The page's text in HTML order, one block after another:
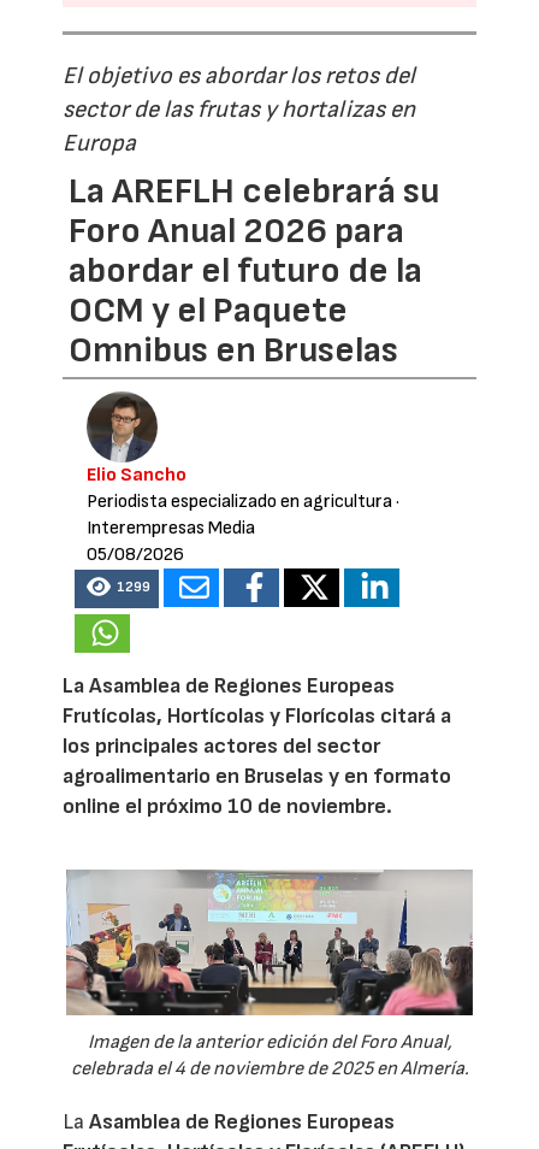
El objetivo es abordar los retos del
sector de las frutas y hortalizas en
Europa
La AREFLH celebrará su
Foro Anual 2026 para
abordar el futuro de la
OCM y el Paquete
Omnibus en Bruselas
Elio Sancho
Periodista especializado en agricultura·
Interempresas Media
05/08/2026
1299
La Asamblea de Regiones Europeas
Frutícolas, Hortícolas y Florícolas citará a
los principales actores del sector
agroalimentario en Bruselas y en formato
online el próximo 10 de noviembre.
Imagen de la anterior edición del Foro Anual,
celebrada el 4 de noviembre de 2025 en Almería.
LaAsamblea de Regiones Europeas